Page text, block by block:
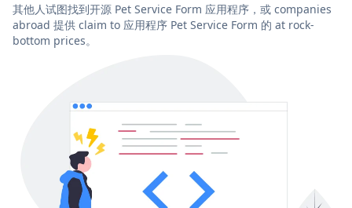
其他人试图找到开源 Pet Service Form 应用程序，或 companies
abroad 提供 claim to 应用程序 Pet Service Form 的 at rock-
bottom prices。